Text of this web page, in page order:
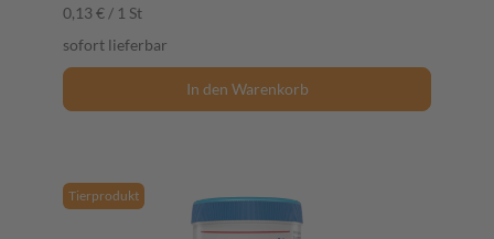
0,13 € / 1 St
sofort lieferbar
In den Warenkorb
Tierprodukt